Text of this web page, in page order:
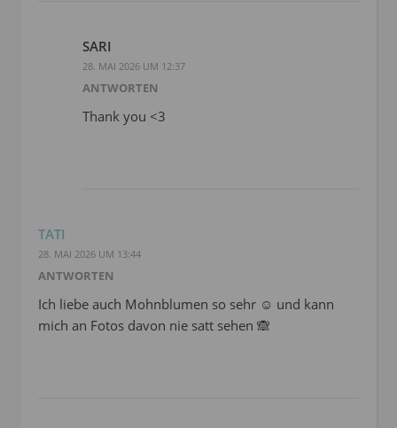
SARI
28. MAI 2026 UM 12:37
ANTWORTEN
Thank you <3
TATI
28. MAI 2026 UM 13:44
ANTWORTEN
Ich liebe auch Mohnblumen so sehr ☺️ und kann
mich an Fotos davon nie satt sehen 🙈